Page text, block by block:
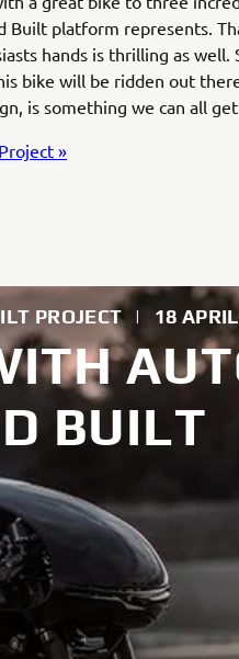
Built platform represents.
hands is thrilling as well.
bike will be ridden out
is something we can all
»
PROJECT | 18
BUILT